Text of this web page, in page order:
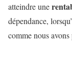
atteindre une
dépendance,
comme nous